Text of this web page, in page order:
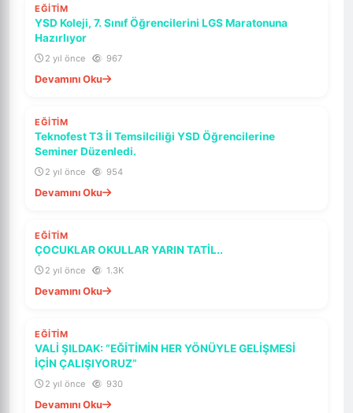
ÖNE ÇIKAR
EĞİTİM
YSD Koleji, 7. Sınıf Öğrencilerini LGS Maratonuna
Hazırlıyor
2 yıl önce 967
Devamını Oku
ÖNE ÇIKAR
EĞİTİM
Teknofest T3 İl Temsilciliği YSD Öğrencilerine
Seminer Düzenledi.
2 yıl önce 954
Devamını Oku
EĞİTİM
ÇOCUKLAR OKULLAR YARIN TATİL..
2 yıl önce 1.3K
Devamını Oku
ÖNE ÇIKAR
EĞİTİM
VALİ ŞILDAK: “EĞİTİMİN HER YÖNÜYLE GELİŞMESİ
İÇİN ÇALIŞIYORUZ”
2 yıl önce 930
Devamını Oku